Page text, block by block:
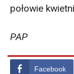
połowie
PAP
Facebook